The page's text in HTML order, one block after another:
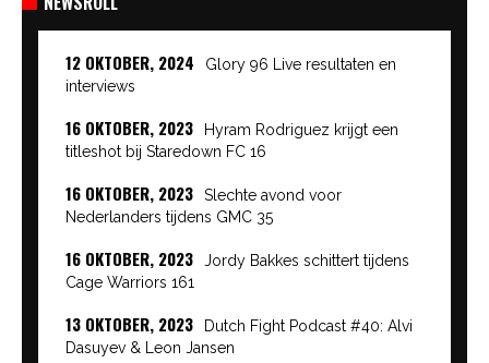
12 OKTOBER, 2024
Glory 96 Live resultaten en
interviews
16 OKTOBER, 2023
Hyram Rodriguez krijgt een
titleshot bij Staredown FC 16
16 OKTOBER, 2023
Slechte avond voor
Nederlanders tijdens GMC 35
16 OKTOBER, 2023
Jordy Bakkes schittert tijdens
Cage Warriors 161
13 OKTOBER, 2023
Dutch Fight Podcast #40: Alvi
Dasuyev & Leon Jansen